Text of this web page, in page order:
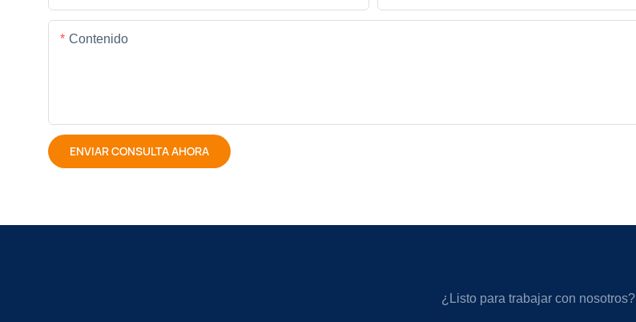
Contenido
ENVIAR CONSULTA AHORA
¿Listo para trabajar con nosotros?